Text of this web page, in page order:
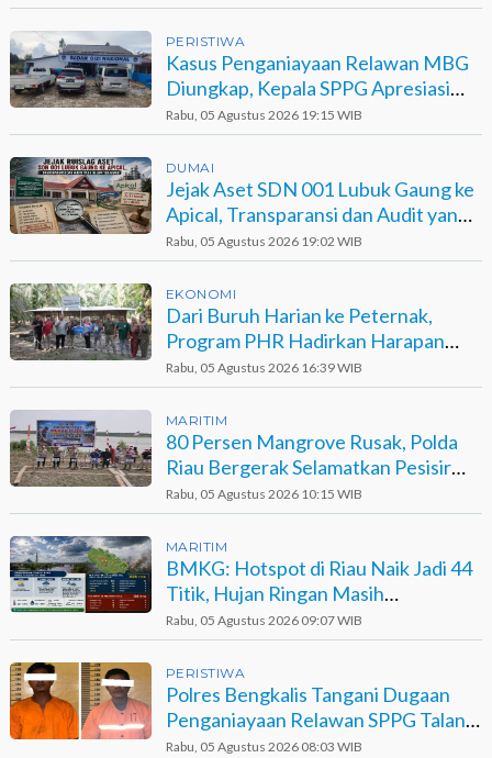
PERISTIWA
Kasus Penganiayaan Relawan MBG
Diungkap, Kepala SPPG Apresiasi
Kinerja Polisi
Rabu, 05 Agustus 2026 19:15 WIB
DUMAI
Jejak Aset SDN 001 Lubuk Gaung ke
Apical, Transparansi dan Audit yang
Belum Terjawab
Rabu, 05 Agustus 2026 19:02 WIB
EKONOMI
Dari Buruh Harian ke Peternak,
Program PHR Hadirkan Harapan
Baru bagi Suku Sakai
Rabu, 05 Agustus 2026 16:39 WIB
MARITIM
80 Persen Mangrove Rusak, Polda
Riau Bergerak Selamatkan Pesisir
Sinaboi
Rabu, 05 Agustus 2026 10:15 WIB
MARITIM
BMKG: Hotspot di Riau Naik Jadi 44
Titik, Hujan Ringan Masih
Berpotensi Terjadi
Rabu, 05 Agustus 2026 09:07 WIB
PERISTIWA
Polres Bengkalis Tangani Dugaan
Penganiayaan Relawan SPPG Talang
Muandau
Rabu, 05 Agustus 2026 08:03 WIB